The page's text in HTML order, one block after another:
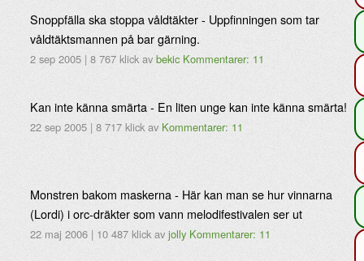
Snoppfälla ska stoppa våldtäkter - Uppfinningen som tar
våldtäktsmannen på bar gärning.
2 sep 2005 | 8 767 klickav bekic Kommentarer: 11
Kan inte känna smärta - En liten unge kan inte känna smärta!
22 sep 2005 | 8 717 klickav Kommentarer: 11
Monstren bakom maskerna - Här kan man se hur vinnarna
(Lordi) i orc-dräkter som vann melodifestivalen ser ut
22 maj 2006 | 10 487 klickav jolly Kommentarer: 11